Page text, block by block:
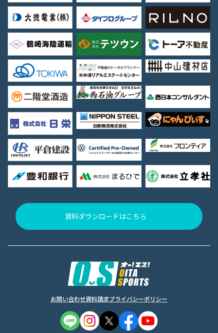
資料ダウンロードはこちら
お問い合わせ資料請求プライバシーポリシー